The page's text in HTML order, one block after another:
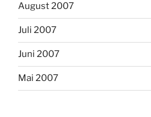
August 2007
Juli 2007
Juni 2007
Mai 2007